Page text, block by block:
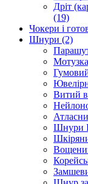
Дріт
(19)
Чокери і
Шнури (2)
Витий
Шнури